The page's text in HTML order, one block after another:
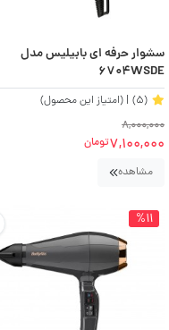
سشوار حرفه ای بابیلیس مدل
6704WSDE
(5)
| (امتیاز این محصول)
8,000,000
7,100,000تومان
مشاهده
%11